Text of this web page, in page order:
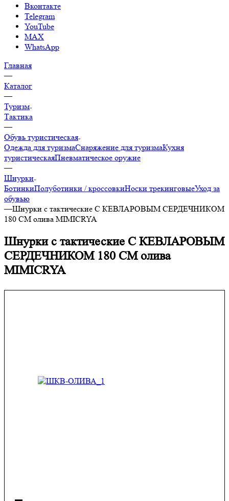
Вконтакте
Telegram
YouTube
MAX
WhatsApp
Главная
—
Каталог
—
Туризм
Тактика
—
Обувь туристическая
Одежда для туризмаСнаряжение для туризмаКухня
туристическаяПневматическое оружие
—
Шнурки
БотинкиПолуботинки / кроссовкиНоски трекинговыеУход за
обувью
—Шнурки с тактические С КЕВЛАРОВЫМ СЕРДЕЧНИКОМ
180 СМ олива MIMICRYA
Шнурки с тактические С КЕВЛАРОВЫМ
СЕРДЕЧНИКОМ 180 СМ олива
MIMICRYA